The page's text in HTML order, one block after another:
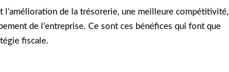
l’amélioration de la trésorerie, une meilleure compétitivité,
de l’entreprise. Ce sont ces bénéfices qui font que
fiscale.